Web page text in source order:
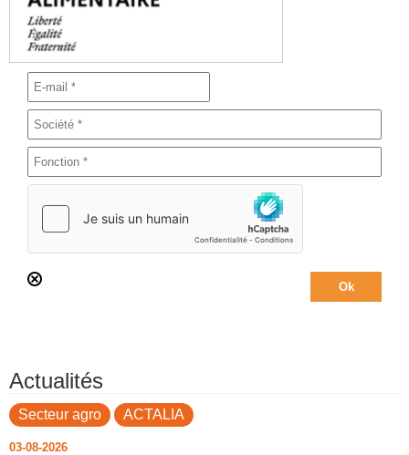
Actualités
Secteur agro ACTALIA
03-08-2026